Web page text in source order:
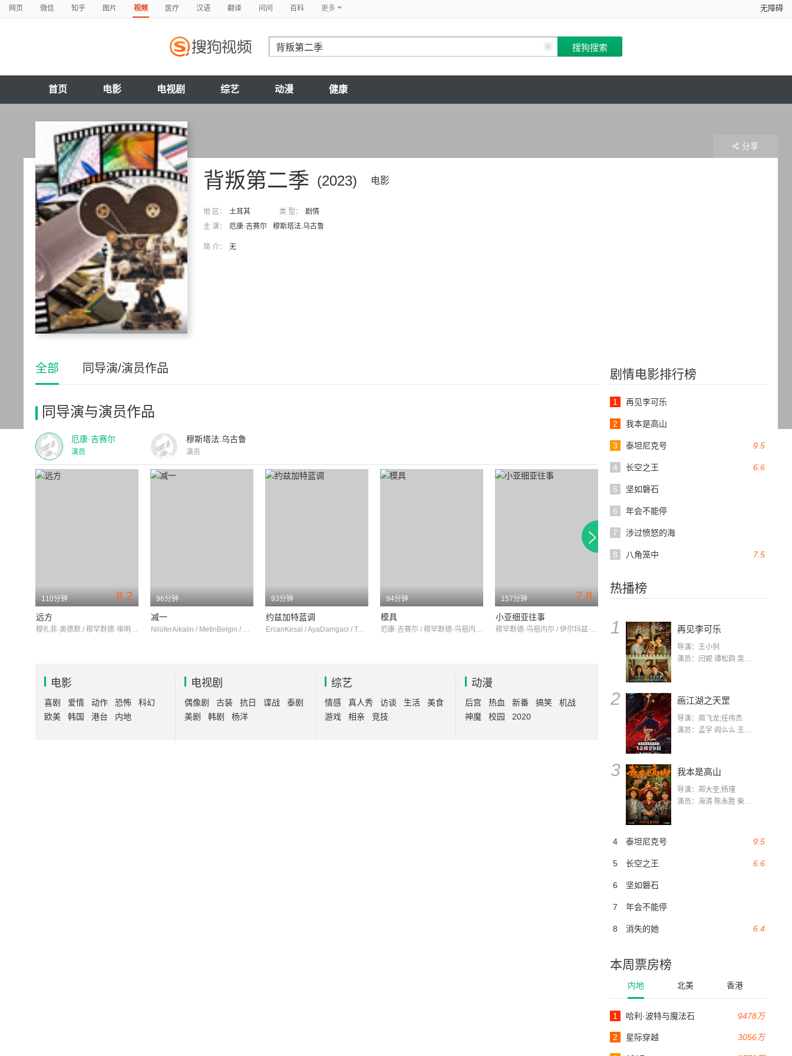
网页 微信 知乎 图片 视频 医疗 汉语 翻译 问问 百科 更多 无障碍
首页 电影 电视剧 综艺 动漫 健康
(2023) 电影
背叛第二季
地 区： 土耳其 类 型：
剧情
主 演：
厄康·吉赛尔 穆斯塔法.乌古鲁
简 介： 无
分享
剧情电影排行榜
1 再见李可乐
2 我本是高山
9.5
3 泰坦尼克号
6.6
4 长空之王
5 坚如磐石
6 年会不能停
7 涉过愤怒的海
7.5
8 八角笼中
热播榜
1 再见李可乐
导演：王小列
演员：闫妮 谭松韵 吴京 蒋龙 赵小棠 冯雷 李虎城 平安 小七 小可乐
2 画江湖之天罡
导演：周飞龙;任伟杰
演员：孟宇 阎么么 王凯 郭政建 阎萌萌 杨默 高枫 齐斯伽 刘芊含 马程
3 我本是高山
导演：郑大圣;杨瑾
演员：海清 陈永胜 柴烨 王玥婷 万国鹏 美朵达瓦 赵瑞婷 罗解艳 郭莉娜 潘家艳
9.5
4 泰坦尼克号
6.6
5 长空之王
6 坚如磐石
7 年会不能停
6.4
8 消失的她
本周票房榜
内地 北美 香港
9478万
1 哈利·波特与魔法石
3056万
2 星际穿越
全部 同导演/演员作品
同导演与演员作品
厄康·吉赛尔
演员
穆斯塔法.乌古鲁
演员
8.2
110分钟
远方
穆扎菲·奥德默 / 穆罕默德·埃明·托普拉克 / 歇沃·简恩瑟
96分钟
减一
NilüferAikalin / MetinBelgin / SerkanErcan
93分钟
约兹加特蓝调
ErcanKesal / AyaDamgaci / TansuBier
94分钟
模具
厄康·吉赛尔 / 穆罕默德·乌祖内尔 / TansuBier
7.8
157分钟
小亚细亚往事
穆罕默德·乌祖内尔 / 伊尔玛兹·艾多甘 / 塔勒·比尔瑟尔
7.6
109分钟
亚武兹·宾戈尔 / 海蒂斯阿斯兰 / 里法特·桑贾尔
101分钟
电影
喜剧 爱情 动作 恐怖
科幻
欧美
韩国 港台 内地
电视剧
偶像剧 古装 抗日 谍战
泰剧
美剧
韩剧 杨洋
综艺
情感 真人秀 访谈 生活
美食
游戏
相亲 竞技
动漫
后宫 热血 新番 搞笑
机战
神魔
校园 2020